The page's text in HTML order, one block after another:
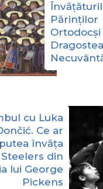
Părinților
cu Luka
Ce ar
putea învăța
Steelers din
lui George
Pickens